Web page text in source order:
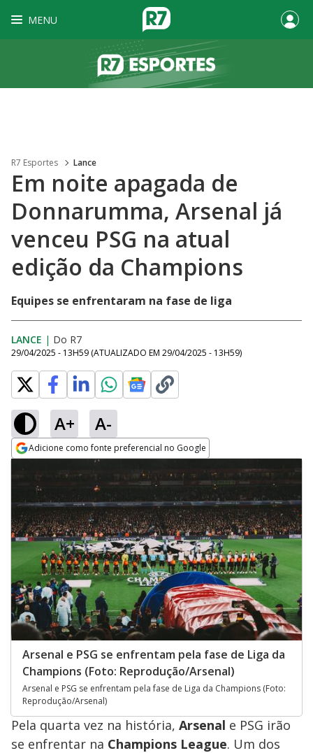
MENU
R7 Esportes Lance
Em noite apagada de
Donnarumma, Arsenal já
venceu PSG na atual
edição da Champions
Equipes se enfrentaram na fase de liga
LANCE | Do R7
29/04/2025 - 13H59 (ATUALIZADO EM 29/04/2025 - 13H59)
A+ A-
Adicione como fonte preferencial no Google
Opens in new window
Arsenal e PSG se enfrentam pela fase de Liga da
Champions (Foto: Reprodução/Arsenal)
Arsenal e PSG se enfrentam pela fase de Liga da Champions (Foto:
Reprodução/Arsenal)
Pela quarta vez na história, Arsenal e PSG irão
se enfrentar na Champions League. Um dos